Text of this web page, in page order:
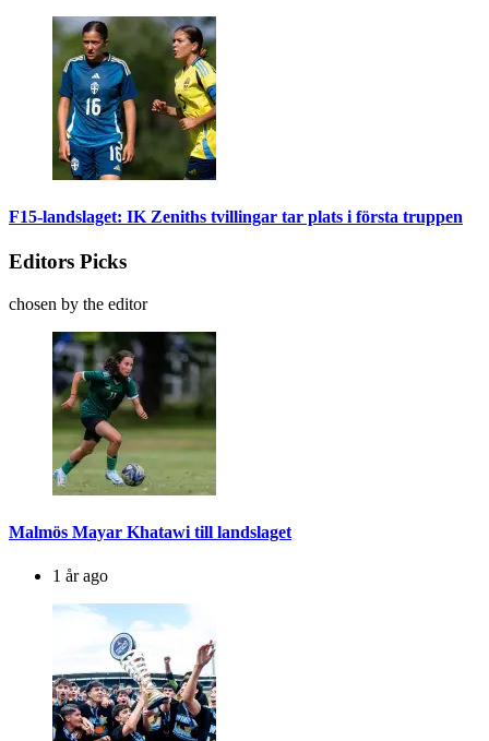
F15-landslaget: IK Zeniths tvillingar tar plats i första truppen
Editors Picks
chosen by the editor
Malmös Mayar Khatawi till landslaget
1 år ago